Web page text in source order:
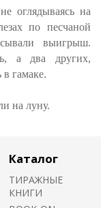
оглядываясь на
по песчаной
выигрыш.
а два других,
в гамаке.
на луну.
Каталог
ТИРАЖНЫЕ
КНИГИ